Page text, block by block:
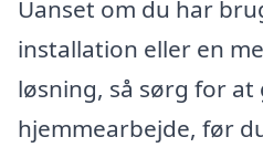
Uanset om du har
installation eller en
løsning, så sørg for at
hjemmearbejde, før